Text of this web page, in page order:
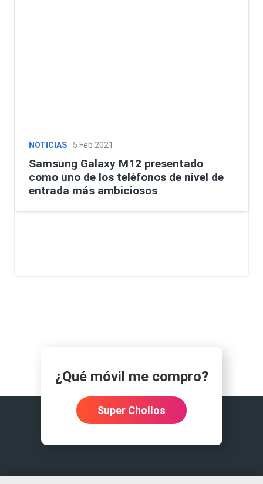
NOTICIAS 5 Feb 2021
Samsung Galaxy M12 presentado
como uno de los teléfonos de nivel de
entrada más ambiciosos
¿Qué móvil me compro?
Super Chollos